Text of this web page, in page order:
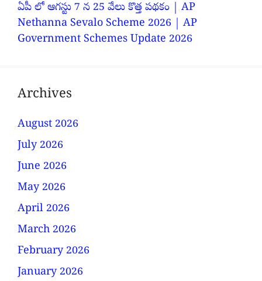
ఏపీ లో ఆగస్టు 7 న 25 వేలు కొత్త పథకం | AP
Nethanna Sevalo Scheme 2026 | AP
Government Schemes Update 2026
Archives
August 2026
July 2026
June 2026
May 2026
April 2026
March 2026
February 2026
January 2026